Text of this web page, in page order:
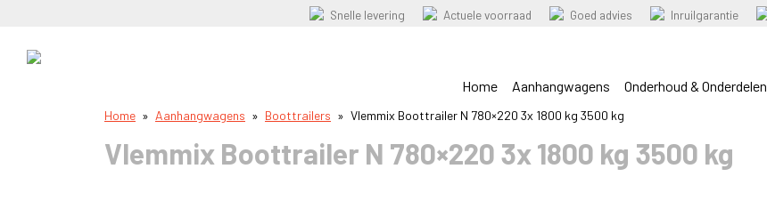
Home Aanhangwagens Onderhoud & Onderdelen
Snelle levering Actuele voorraad Goed advies Inruilgarantie
Home » Aanhangwagens » Boottrailers » Vlemmix Boottrailer N 780×220 3x 1800 kg 3500 kg
Vlemmix Boottrailer N 780×220 3x 1800 kg 3500 kg